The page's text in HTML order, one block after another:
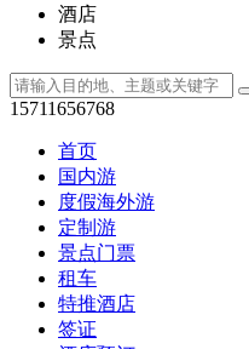
酒店
景点
15711656768
首页
国内游
度假海外游
定制游
景点门票
租车
特推酒店
签证